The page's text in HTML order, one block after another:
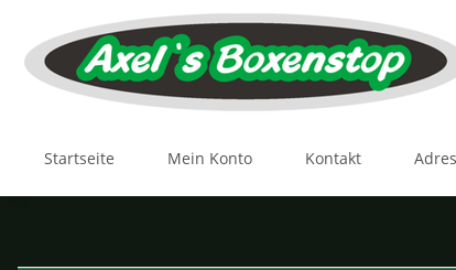
Startseite Mein Konto Kontakt